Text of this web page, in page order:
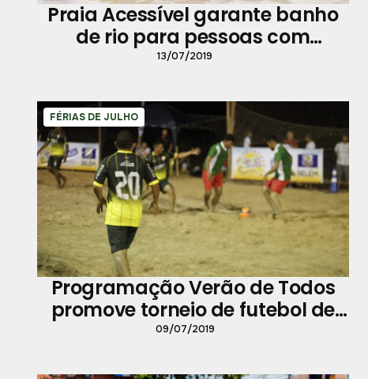
Praia Acessível garante banho
de rio para pessoas com
deficiência e mobilidade
13/07/2019
FÉRIAS DE JULHO
Programação Verão de Todos
promove torneio de futebol de
areia em Icoaraci
09/07/2019